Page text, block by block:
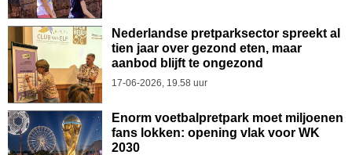
Nederlandse pretparksector spreekt al
tien jaar over gezond eten, maar
aanbod blijft te ongezond
17-06-2026, 19.58 uur
Enorm voetbalpretpark moet miljoenen
fans lokken: opening vlak voor WK
2030